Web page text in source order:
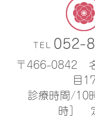
〒466-0842
目
診療時間/10
時］